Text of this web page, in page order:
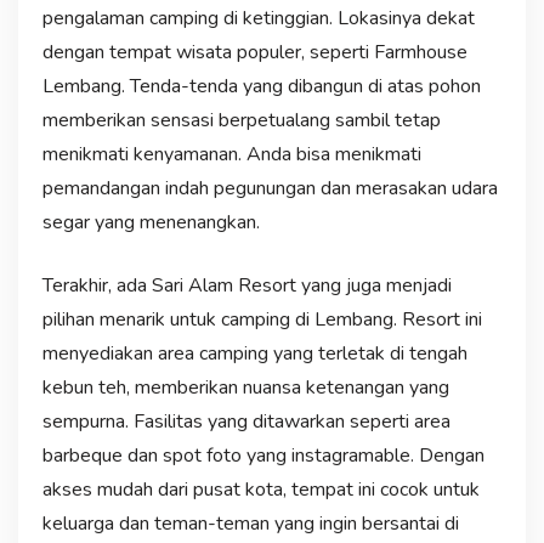
pengalaman camping di ketinggian. Lokasinya dekat
dengan tempat wisata populer, seperti Farmhouse
Lembang. Tenda-tenda yang dibangun di atas pohon
memberikan sensasi berpetualang sambil tetap
menikmati kenyamanan. Anda bisa menikmati
pemandangan indah pegunungan dan merasakan udara
segar yang menenangkan.
Terakhir, ada Sari Alam Resort yang juga menjadi
pilihan menarik untuk camping di Lembang. Resort ini
menyediakan area camping yang terletak di tengah
kebun teh, memberikan nuansa ketenangan yang
sempurna. Fasilitas yang ditawarkan seperti area
barbeque dan spot foto yang instagramable. Dengan
akses mudah dari pusat kota, tempat ini cocok untuk
keluarga dan teman-teman yang ingin bersantai di